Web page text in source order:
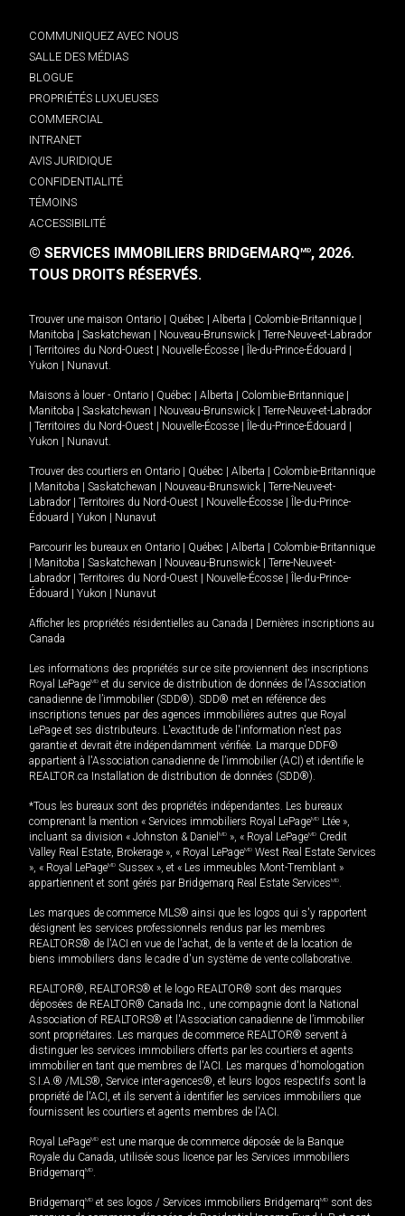
COMMUNIQUEZ AVEC NOUS
SALLE DES MÉDIAS
BLOGUE
PROPRIÉTÉS LUXUEUSES
COMMERCIAL
INTRANET
AVIS JURIDIQUE
CONFIDENTIALITÉ
TÉMOINS
ACCESSIBILITÉ
© SERVICES IMMOBILIERS BRIDGEMARQMD, 2026.
TOUS DROITS RÉSERVÉS.
Trouver une maison Ontario Québec Alberta Colombie-Britannique
Manitoba
Saskatchewan Nouveau-Brunswick
Terre-Neuve-et-Labrador
Territoires du Nord-Ouest Nouvelle-Écosse Île-du-Prince-Édouard
Yukon
Nunavut.
Maisons à louer - Ontario Québec Alberta Colombie-Britannique
Manitoba
Saskatchewan Nouveau-Brunswick
Terre-Neuve-et-Labrador
Territoires du Nord-Ouest Nouvelle-Écosse Île-du-Prince-Édouard
Yukon
Nunavut.
Trouver des courtiers en Ontario Québec Alberta
Colombie-Britannique
Manitoba Saskatchewan Nouveau-Brunswick
Terre-Neuve-et-
Labrador
Territoires du Nord-Ouest Nouvelle-Écosse
Île-du-Prince-
Édouard
Yukon Nunavut
Parcourir les bureaux en Ontario Québec Alberta
Colombie-Britannique
Manitoba Saskatchewan Nouveau-Brunswick
Terre-Neuve-et-
Labrador
Territoires du Nord-Ouest Nouvelle-Écosse
Île-du-Prince-
Édouard
Yukon Nunavut
Afficher les propriétés résidentielles au Canada
Dernières inscriptions au
Canada
Les informations des propriétés sur ce site proviennent des inscriptions
Royal LePageMD et du service de distribution de données de l'Association
canadienne de l’immobilier (SDD®). SDD® met en référence des
inscriptions tenues par des agences immobilières autres que Royal
LePage et ses distributeurs. L'exactitude de l'information n'est pas
garantie et devrait être indépendamment vérifiée. La marque DDF®
appartient à l'Association canadienne de l’immobilier (ACI) et identifie le
REALTOR.ca Installation de distribution de données (SDD®).
*Tous les bureaux sont des propriétés indépendantes. Les bureaux
comprenant la mention « Services immobiliers Royal LePageMD Ltée »,
incluant sa division « Johnston & Daniel MD », « Royal LePageMD Credit
Valley Real Estate, Brokerage », « Royal LePageMD West Real Estate Services
», « Royal LePageMD Sussex », et « Les immeubles Mont-Tremblant »
appartiennent et sont gérés par Bridgemarq Real Estate ServicesMD.
Les marques de commerce MLS® ainsi que les logos qui s'y rapportent
désignent les services professionnels rendus par les membres
REALTORS® de l'ACI en vue de l'achat, de la vente et de la location de
biens immobiliers dans le cadre d'un système de vente collaborative.
REALTOR®, REALTORS® et le logo REALTOR® sont des marques
déposées de REALTOR® Canada Inc., une compagnie dont la National
Association of REALTORS® et l'Association canadienne de l’immobilier
sont propriétaires. Les marques de commerce REALTOR® servent à
distinguer les services immobiliers offerts par les courtiers et agents
immobilier en tant que membres de l'ACI. Les marques d'homologation
S.I.A.® /MLS®, Service inter-agences®, et leurs logos respectifs sont la
propriété de l'ACI, et ils servent à identifier les services immobiliers que
fournissent les courtiers et agents membres de l'ACI.
Royal LePageMD est une marque de commerce déposée de la Banque
Royale du Canada, utilisée sous licence par les Services immobiliers
BridgemarqMD.
BridgemarqMD et ses logos / Services immobiliers BridgemarqMD sont des